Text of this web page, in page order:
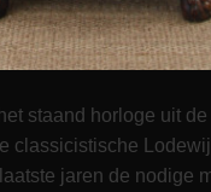
staand horloge uit
classicistische
jaren de nodige